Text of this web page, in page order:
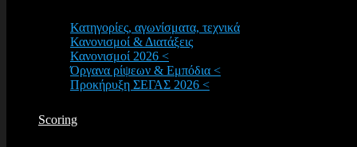
Κατηγορίες, αγωνίσματα, τεχνικά
Κανονισμοί & Διατάξεις
Κανονισμοί 2026 <
Όργανα ρίψεων & Εμπόδια <
Προκήρυξη ΣΕΓΑΣ 2026 <
Scoring